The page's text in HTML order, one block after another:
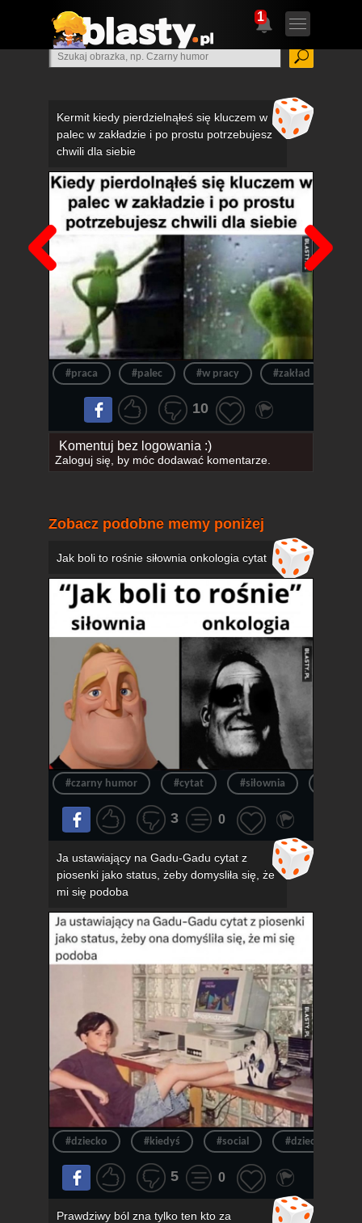
1
Kermit kiedy pierdzielnąłeś się kluczem w
palec w zakładzie i po prostu potrzebujesz
chwili dla siebie
Poprzedni
#praca #palec #w pracy #zakład
10
Komentuj bez logowania :)
Zaloguj się, by móc dodawać komentarze.
Zobacz podobne memy poniżej
Jak boli to rośnie siłownia onkologia cytat
#czarny humor #cytat #siłownia
3 0
Ja ustawiający na Gadu-Gadu cytat z
piosenki jako status, żeby domysliła się, że
mi się podoba
#dziecko #kiedyś #social #dzieciak
5 0
Prawdziwy ból zna tylko ten kto za